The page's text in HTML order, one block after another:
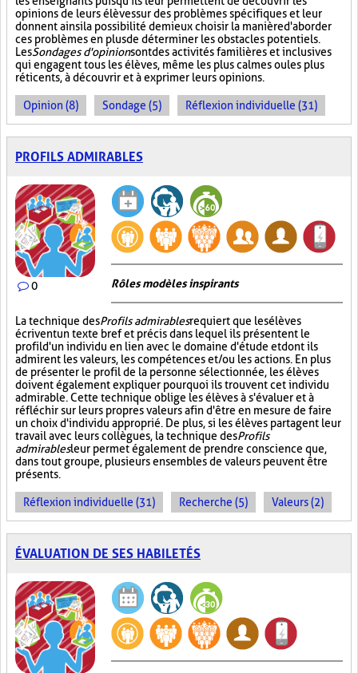
opinions de leurs élèves sur des problèmes spécifiques et leur
donnent ainsi la possibilité de mieux choisir la manière d'aborder
ces problèmes en plus de déterminer les obstacles potentiels.
LesSondages d'opinionsont des activités familières et inclusives
qui engagent tous les élèves, même les plus calmes ou les plus
réticents, à découvrir et à exprimer leurs opinions.
Opinion (8) Sondage (5) Réflexion individuelle (31)
PROFILS ADMIRABLES
0 Rôles modèles inspirants
La technique desProfils admirablesrequiert que les élèves
écrivent un texte bref et précis dans lequel ils présentent le
profil d'un individu en lien avec le domaine d'étude et dont ils
admirent les valeurs, les compétences et/ou les actions. En plus
de présenter le profil de la personne sélectionnée, les élèves
doivent également expliquer pourquoi ils trouvent cet individu
admirable. Cette technique oblige les élèves à s'évaluer et à
réfléchir sur leurs propres valeurs afin d'être en mesure de faire
un choix d'individu approprié. De plus, si les élèves partagent leur
travail avec leurs collègues, la technique desProfils
admirablesleur permet également de prendre conscience que,
dans tout groupe, plusieurs ensembles de valeurs peuvent être
présents.
Réflexion individuelle (31) Recherche (5) Valeurs (2)
ÉVALUATION DE SES HABILETÉS